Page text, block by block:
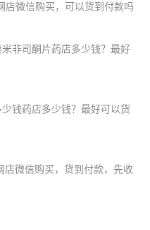
店微信购买，可以货到付款吗
非司酮片药店多少钱？最好
钱药店多少钱？最好可以货
店微信购买，货到付款，先收